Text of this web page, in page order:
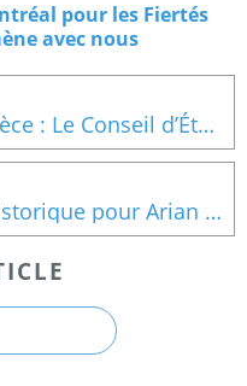
pour les Fiertés
avec nous
Mariage et adoption en Grèce : Le Conseil d’État bétonne l’égalité
Roumanie : Une victoire historique pour Arian et les droits trans en Europe